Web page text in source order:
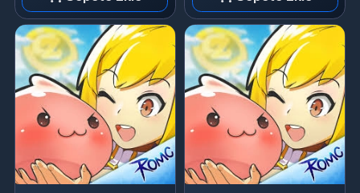
Ragnarok M: Classic - 64.8
Million + 7.2 Million Zeny
(0)
Ragnarok M: Classic - 32.8
Million + 2.7 Million Zeny
(0)